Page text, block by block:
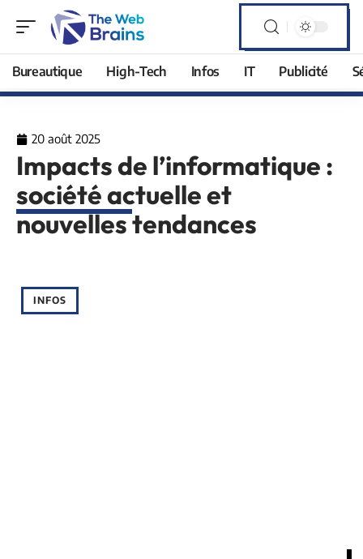
Bureautique High-Tech Infos IT Publicité
20 août 2025
Impacts de l’informatique :
société actuelle et
nouvelles tendances
INFOS